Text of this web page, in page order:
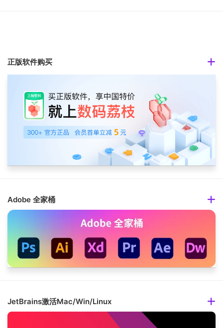
正版软件购买
Adobe 全家桶
JetBrains激活Mac/Win/Linux